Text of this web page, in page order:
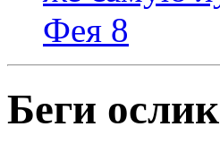
Фея 8
Беги ослик